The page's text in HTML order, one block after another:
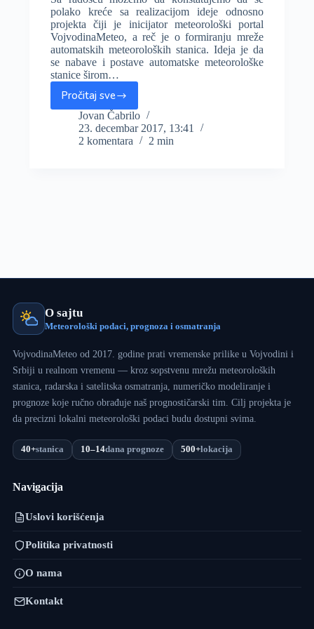
polako kreće sa realizacijom ideje odnosno
projekta čiji je inicijator meteorološki portal
VojvodinaMeteo, a reč je o formiranju mreže
automatskih meteoroloških stanica. Ideja je da
se nabave i postave automatske meteorološke
stanice širom…
Pročitaj svePrikupljena
sredstva
–
postavlja
Jovan Čabrilo
23. decembar 2017, 13:41
2 komentara
2 min
O sajtu
Meteorološki podaci, prognoza i osmatranja
VojvodinaMeteo od 2017. godine prati vremenske prilike u Vojvodini i
Srbiji u realnom vremenu — kroz sopstvenu mrežu meteoroloških
stanica, radarska i satelitska osmatranja, numeričko modeliranje i
prognoze koje ručno obrađuje naš prognostičarski tim. Cilj projekta je
da precizni lokalni meteorološki podaci budu dostupni svima.
40+stanica 10–14dana prognoze 500+lokacija
Navigacija
Uslovi korišćenja
Politika privatnosti
O nama
Kontakt